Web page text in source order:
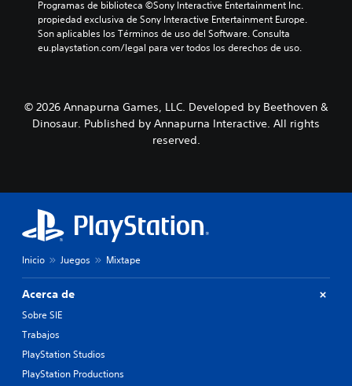
Programas de biblioteca ©Sony Interactive Entertainment Inc.
propiedad exclusiva de Sony Interactive Entertainment Europe.
Son aplicables los Términos de uso del Software. Consulta
eu.playstation.com/legal para ver todos los derechos de uso.
© 2026 Annapurna Games, LLC. Developed by Beethoven &
Dinosaur. Published by Annapurna Interactive. All rights
reserved.
Inicio Juegos Mixtape
Acerca de
Sobre SIE
Trabajos
PlayStation Studios
PlayStation Productions